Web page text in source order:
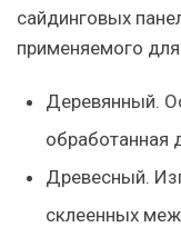
сайдинговых
применяемого
Деревянный.
обработанная
Древесный.
склеенных